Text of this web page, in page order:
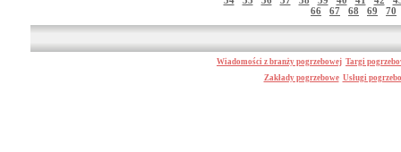
66
67 68 69 70
Wiadomości z branży pogrzebowej Targi
Zakłady pogrzebowe Usługi